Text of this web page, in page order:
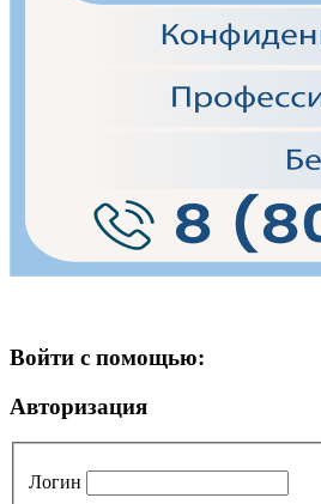
Войти с помощью:
Авторизация
Логин